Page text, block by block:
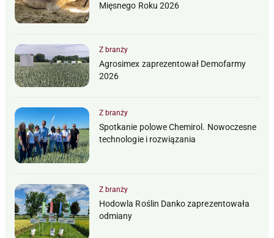
Mięsnego Roku 2026
Z branży
Agrosimex zaprezentował Demofarmy
2026
Z branży
Spotkanie polowe Chemirol. Nowoczesne
technologie i rozwiązania
Z branży
Hodowla Roślin Danko zaprezentowała
odmiany